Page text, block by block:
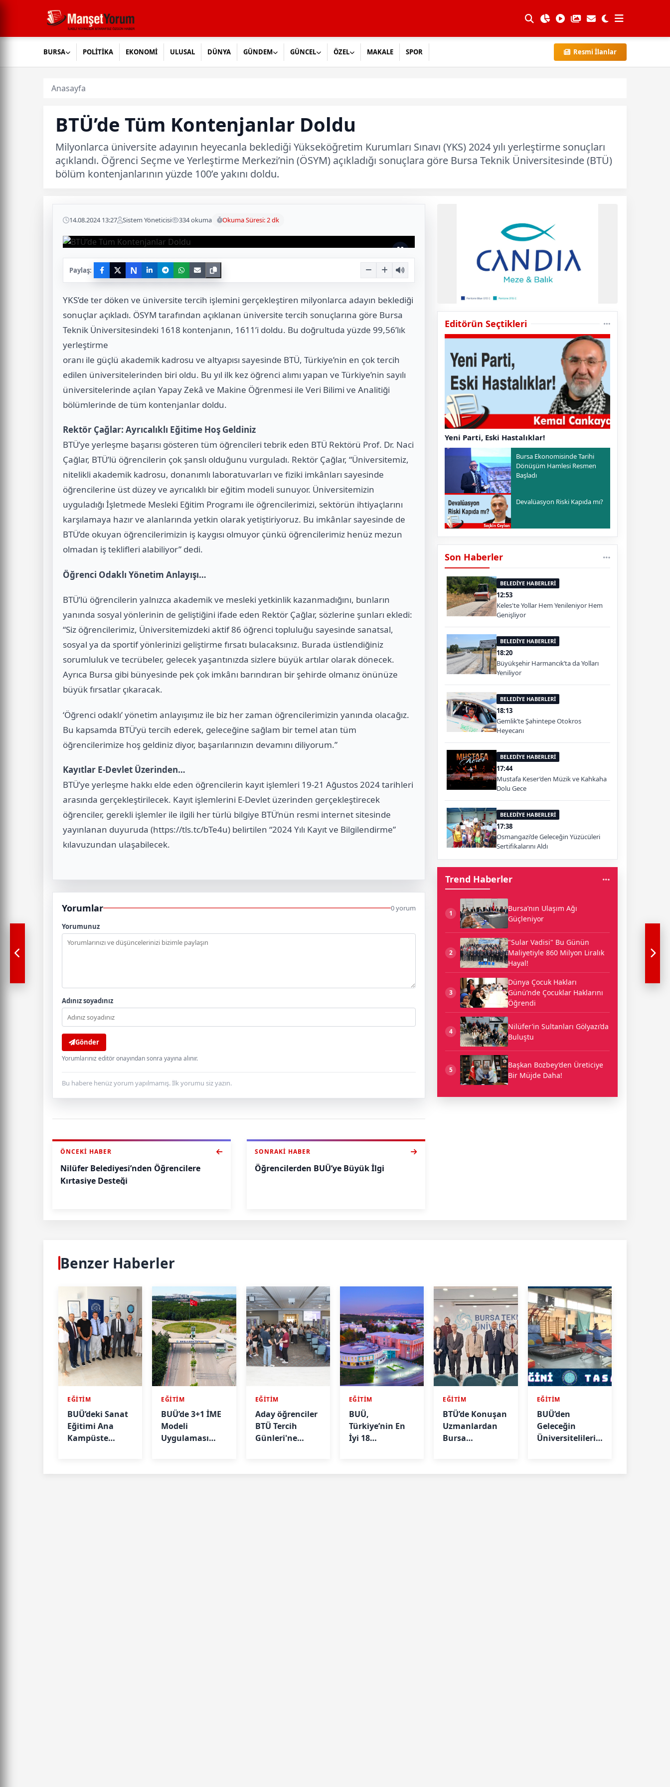
BURSA POLİTİKA EKONOMİ ULUSAL DÜNYA GÜNDEM GÜNCEL ÖZEL MAKALE SPOR Resmi İlanlar
Anasayfa
BTÜ’de Tüm Kontenjanlar Doldu
Milyonlarca üniversite adayının heyecanla beklediği Yükseköğretim Kurumları Sınavı (YKS) 2024 yılı yerleştirme sonuçları
açıklandı. Öğrenci Seçme ve Yerleştirme Merkezi’nin (ÖSYM) açıkladığı sonuçlara göre Bursa Teknik Üniversitesinde (BTÜ)
bölüm kontenjanlarının yüzde 100’e yakını doldu.
14.08.2024 13:27 Sistem Yöneticisi 334 okuma Okuma Süresi: 2 dk
Paylaş: N
YKS’de ter döken ve üniversite tercih işlemini gerçekleştiren milyonlarca adayın beklediği
sonuçlar açıkladı. ÖSYM tarafından açıklanan üniversite tercih sonuçlarına göre Bursa
Teknik Üniversitesindeki 1618 kontenjanın, 1611’i doldu. Bu doğrultuda yüzde 99,56’lık
yerleştirme
oranı ile güçlü akademik kadrosu ve altyapısı sayesinde BTÜ, Türkiye’nin en çok tercih
edilen üniversitelerinden biri oldu. Bu yıl ilk kez öğrenci alımı yapan ve Türkiye’nin sayılı
üniversitelerinde açılan Yapay Zekâ ve Makine Öğrenmesi ile Veri Bilimi ve Analitiği
bölümlerinde de tüm kontenjanlar doldu.
Rektör Çağlar: Ayrıcalıklı Eğitime Hoş Geldiniz
BTÜ’ye yerleşme başarısı gösteren tüm öğrencileri tebrik eden BTÜ Rektörü Prof. Dr. Naci
Çağlar, BTÜ’lü öğrencilerin çok şanslı olduğunu vurguladı. Rektör Çağlar, “Üniversitemiz,
nitelikli akademik kadrosu, donanımlı laboratuvarları ve fiziki imkânları sayesinde
öğrencilerine üst düzey ve ayrıcalıklı bir eğitim modeli sunuyor. Üniversitemizin
uyguladığı İşletmede Mesleki Eğitim Programı ile öğrencilerimizi, sektörün ihtiyaçlarını
karşılamaya hazır ve alanlarında yetkin olarak yetiştiriyoruz. Bu imkânlar sayesinde de
BTÜ’de okuyan öğrencilerimizin iş kaygısı olmuyor çünkü öğrencilerimiz henüz mezun
olmadan iş teklifleri alabiliyor” dedi.
Öğrenci Odaklı Yönetim Anlayışı…
BTÜ’lü öğrencilerin yalnızca akademik ve mesleki yetkinlik kazanmadığını, bunların
yanında sosyal yönlerinin de geliştiğini ifade eden Rektör Çağlar, sözlerine şunları ekledi:
“Siz öğrencilerimiz, Üniversitemizdeki aktif 86 öğrenci topluluğu sayesinde sanatsal,
sosyal ya da sportif yönlerinizi geliştirme fırsatı bulacaksınız. Burada üstlendiğiniz
sorumluluk ve tecrübeler, gelecek yaşantınızda sizlere büyük artılar olarak dönecek.
Ayrıca Bursa gibi bünyesinde pek çok imkânı barındıran bir şehirde olmanız önünüze
büyük fırsatlar çıkaracak.
‘Öğrenci odaklı’ yönetim anlayışımız ile biz her zaman öğrencilerimizin yanında olacağız.
Bu kapsamda BTÜ’yü tercih ederek, geleceğine sağlam bir temel atan tüm
öğrencilerimize hoş geldiniz diyor, başarılarınızın devamını diliyorum.”
Kayıtlar E-Devlet Üzerinden…
BTÜ’ye yerleşme hakkı elde eden öğrencilerin kayıt işlemleri 19-21 Ağustos 2024 tarihleri
arasında gerçekleştirilecek. Kayıt işlemlerini E-Devlet üzerinden gerçekleştirecek
öğrenciler, gerekli işlemler ile ilgili her türlü bilgiye BTÜ’nün resmi internet sitesinde
yayınlanan duyuruda (https://tls.tc/bTe4u) belirtilen “2024 Yılı Kayıt ve Bilgilendirme”
kılavuzundan ulaşabilecek.
Yorumlar 0 yorum
Yorumunuz
Adınız soyadınız
Gönder
Yorumlarınız editör onayından sonra yayına alınır.
Bu habere henüz yorum yapılmamış. İlk yorumu siz yazın.
ÖNCEKI HABER
Nilüfer Belediyesi’nden Öğrencilere
Kırtasiye Desteği
SONRAKI HABER
Öğrencilerden BUÜ’ye Büyük İlgi
Editörün Seçtikleri
Yeni Parti, Eski Hastalıklar!
Bursa Ekonomisinde Tarihi
Dönüşüm Hamlesi Resmen
Başladı
Devalüasyon Riski Kapıda mı?
Son Haberler
BELEDİYE HABERLERİ
12:53
Keles'te Yollar Hem Yenileniyor Hem
Genişliyor
BELEDİYE HABERLERİ
18:20
Büyükşehir Harmancık’ta da Yolları
Yeniliyor
BELEDİYE HABERLERİ
18:13
Gemlik’te Şahintepe Otokros
Heyecanı
BELEDİYE HABERLERİ
17:44
Mustafa Keser’den Müzik ve Kahkaha
Dolu Gece
BELEDİYE HABERLERİ
17:38
Osmangazi’de Geleceğin Yüzücüleri
Sertifikalarını Aldı
Trend Haberler
1
Bursa’nın Ulaşım Ağı
Güçleniyor
2
"Sular Vadisi" Bu Günün
Maliyetiyle 860 Milyon Liralık
Hayal!
3
Dünya Çocuk Hakları
Günü’nde Çocuklar Haklarını
Öğrendi
4
Nilüfer’in Sultanları Gölyazı’da
Buluştu
5
Başkan Bozbey’den Üreticiye
Bir Müjde Daha!
Benzer Haberler
EĞİTİM
BUÜ’deki Sanat
Eğitimi Ana
Kampüste
EĞİTİM
BUÜ’de 3+1 İME
Modeli
Uygulaması
EĞİTİM
Aday öğrenciler
BTÜ Tercih
Günleri'ne
EĞİTİM
BUÜ,
Türkiye’nin En
İyi 18
EĞİTİM
BTÜ’de Konuşan
Uzmanlardan
Bursa
EĞİTİM
BUÜ’den
Geleceğin
Üniversitelilerine